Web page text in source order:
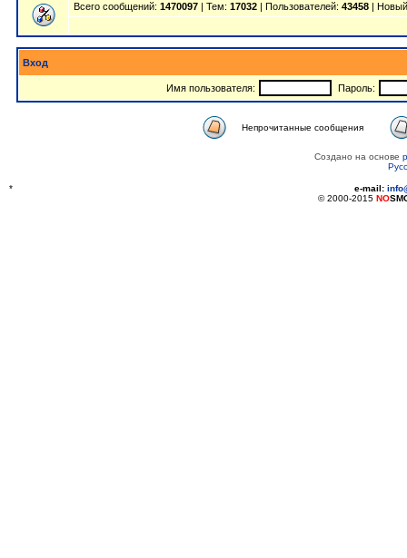
Всего сообщений: 1470097 | Тем: 17032 | Пользователей: 43458 |
Вход
Имя пользователя: Пароль:
Непрочитанные сообщения
Создано на основе
* e-mail:
© 2000-2015 NO